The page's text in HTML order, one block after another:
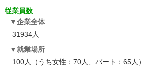
従業員数
企業全体
31934人
就業場所
100人（うち女性：70人、パート：65人）